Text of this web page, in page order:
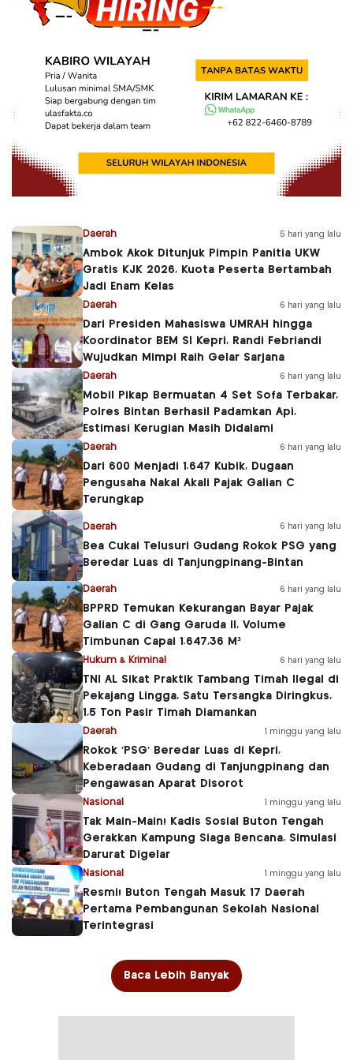
Daerah 5 hari yang lalu
Ambok Akok Ditunjuk Pimpin Panitia UKW
Gratis KJK 2026, Kuota Peserta Bertambah
Jadi Enam Kelas
Daerah 6 hari yang lalu
Dari Presiden Mahasiswa UMRAH hingga
Koordinator BEM SI Kepri, Randi Febriandi
Wujudkan Mimpi Raih Gelar Sarjana
Daerah 6 hari yang lalu
Mobil Pikap Bermuatan 4 Set Sofa Terbakar,
Polres Bintan Berhasil Padamkan Api,
Estimasi Kerugian Masih Didalami
Daerah 6 hari yang lalu
Dari 600 Menjadi 1.647 Kubik, Dugaan
Pengusaha Nakal Akali Pajak Galian C
Terungkap
Daerah 6 hari yang lalu
Bea Cukai Telusuri Gudang Rokok PSG yang
Beredar Luas di Tanjungpinang-Bintan
Daerah 6 hari yang lalu
BPPRD Temukan Kekurangan Bayar Pajak
Galian C di Gang Garuda II, Volume
Timbunan Capai 1.647,36 M³
Hukum & Kriminal 6 hari yang lalu
TNI AL Sikat Praktik Tambang Timah Ilegal di
Pekajang Lingga, Satu Tersangka Diringkus,
1,5 Ton Pasir Timah Diamankan
Daerah 1 minggu yang lalu
Rokok ‘PSG’ Beredar Luas di Kepri,
Keberadaan Gudang di Tanjungpinang dan
Pengawasan Aparat Disorot
Nasional 1 minggu yang lalu
Tak Main-Main! Kadis Sosial Buton Tengah
Gerakkan Kampung Siaga Bencana, Simulasi
Darurat Digelar
Nasional 1 minggu yang lalu
Resmi! Buton Tengah Masuk 17 Daerah
Pertama Pembangunan Sekolah Nasional
Terintegrasi
Baca Lebih Banyak